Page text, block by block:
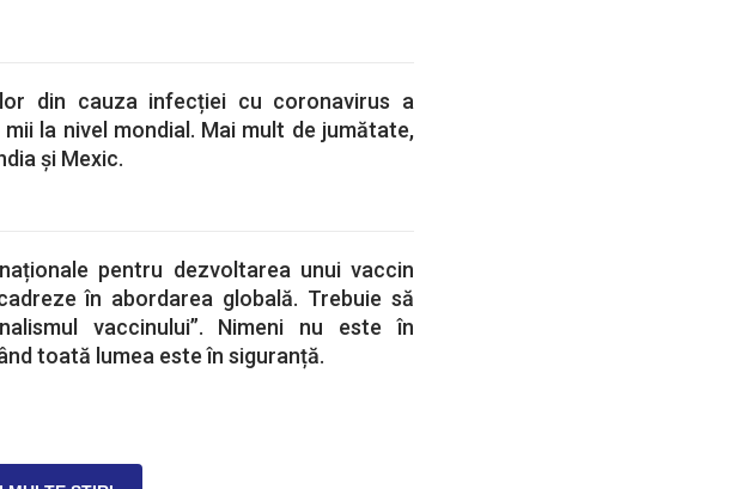
din cauza infecției cu coronavirus a
la nivel mondial. Mai mult de jumătate,
și Mexic.
pentru dezvoltarea unui vaccin
în abordarea globală. Trebuie să
vaccinului”. Nimeni nu este în
toată lumea este în siguranță.